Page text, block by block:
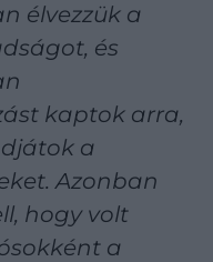
élvezzük a
és
kaptok arra,
a
Azonban
hogy volt
a